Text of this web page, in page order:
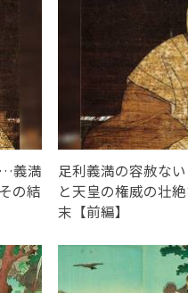
義満
の結
足利義満の容赦な
と天皇の権威の壮
末【前編】